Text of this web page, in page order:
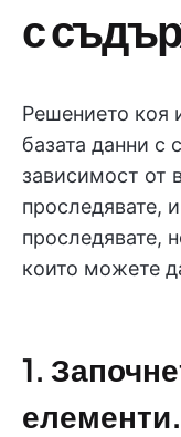
с
Решението коя
базата данни
зависимост от
проследявате,
проследявате,
които можете
1.
елементи.